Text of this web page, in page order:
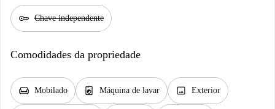
key Chave independente
Comodidades da propriedade
chair Mobilado local_laundry_service Máquina de lavar image Exterior